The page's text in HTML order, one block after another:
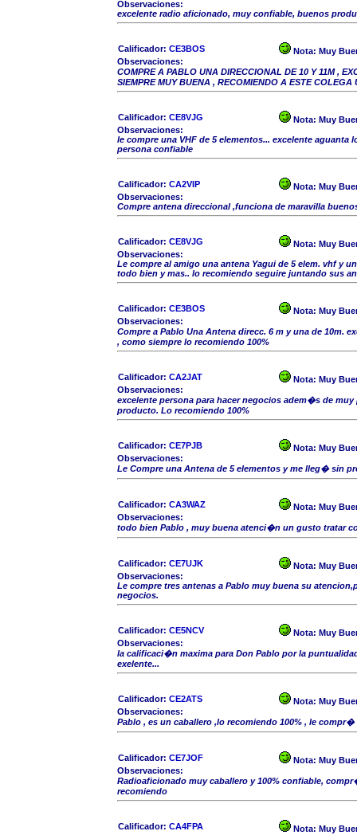
Observaciones:
excelente radio aficionado, muy confiable, buenos
Calificador: CE3BOS Nota: Muy
Observaciones:
COMPRE A PABLO UNA DIRECCIONAL DE 10 Y 11M ,
SIEMPRE MUY BUENA , RECOMIENDO A ESTE COLEGA
Calificador: CE8VJG Nota: Muy
Observaciones:
le compre una VHF de 5 elementos... excelente aguanta
persona confiable
Calificador: CA2VIP Nota: Muy
Observaciones:
Compre antena direccional ,funciona de maravilla
Calificador: CE8VJG Nota: Muy
Observaciones:
Le compre al amigo una antena Yagui de 5 elem. vhf y
todo bien y mas.. lo recomiendo seguire juntando sus
Calificador: CE3BOS Nota: Muy
Observaciones:
Compre a Pablo Una Antena direcc. 6 m y una de 10m.
, como siempre lo recomiendo 100%
Calificador: CA2JAT Nota: Muy
Observaciones:
excelente persona para hacer negocios adem�s de
producto. Lo recomiendo 100%
Calificador: CE7PJB Nota: Muy
Observaciones:
Le Compre una Antena de 5 elementos y me lleg� sin
Calificador: CA3WAZ Nota: Muy
Observaciones:
todo bien Pablo , muy buena atenci�n un gusto tratar
Calificador: CE7UJK Nota: Muy
Observaciones:
Le compre tres antenas a Pablo muy buena su
negocios.
Calificador: CE5NCV Nota: Muy
Observaciones:
la calificaci�n maxima para Don Pablo por la
exelente...
Calificador: CE2ATS Nota: Muy
Observaciones:
Pablo , es un caballero ,lo recomiendo 100% , le
Calificador: CE7JOF Nota: Muy
Observaciones:
Radioaficionado muy caballero y 100% confiable,
recomiendo
Calificador: CA4FPA Nota: Muy